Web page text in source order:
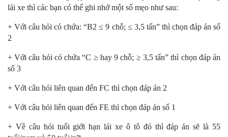
lái xe thì các bạn có thể ghi nhớ một số mẹo như sau:
+ Với câu hỏi có chứa: “B2 ≤ 9 chỗ; ≤ 3,5 tấn” thì chọn đáp án số
2
+ Với câu hỏi có chứa “C ≥ hay 9 chỗ; ≥ 3,5 tấn” thì chọn đáp án
số 3
+ Với câu hỏi liên quan đến FC thì chọn đáp án 2
+ Với câu hỏi liên quan đến FE thì chọn đáp án số 1
+ Về câu hỏi tuổi giới hạn lái xe ô tô đó thì đáp án sẽ là 55